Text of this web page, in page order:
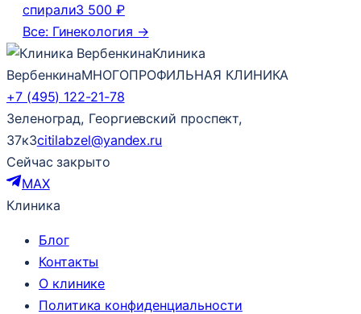
спирали3 500 ₽
Все: Гинекология →
Клиника
ВербенкинаМНОГОПРОФИЛЬНАЯ КЛИНИКА
+7 (495) 122-21-78
Зеленоград, Георгиевский проспект,
37к3citilabzel@yandex.ru
Сейчас закрыто
MAX
Клиника
Блог
Контакты
О клинике
Политика конфиденциальности